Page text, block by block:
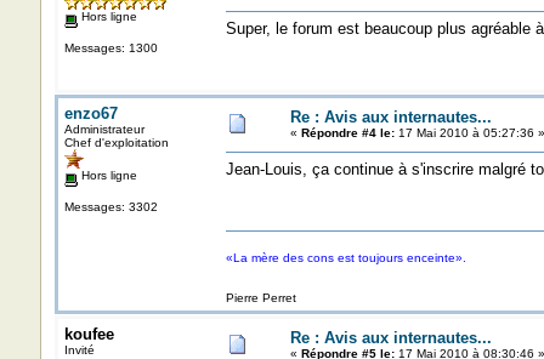
Hors ligne
Messages: 1300
Super, le forum est beaucoup plus agréable
enzo67
Administrateur
Chef d'exploitation
Hors ligne
Messages: 3302
Re : Avis aux internautes...
« Répondre #4 le:17 Mai 2010 à 05:27:36 »
Jean-Louis, ça continue à s'inscrire malgré
«La mère des cons est toujours enceinte».
Pierre Perret
koufee
Invité
Re : Avis aux internautes...
« Répondre #5 le:17 Mai 2010 à 08:30:46 »